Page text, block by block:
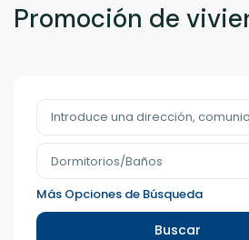
Promoción de
Dormitorios/Baños
Más Opciones de Búsqueda
Buscar